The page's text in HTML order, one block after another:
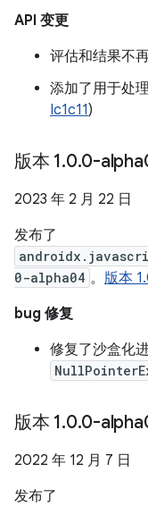
API 变更
评估和结果不
添加了用于处
Ic1c11)
版本 1.0.0-
2023 年 2 月 22 日
发布了
0-alpha04 。 版本
bug 修复
修复了沙盒化
版本 1.0.0-
2022 年 12 月 7 日
发布了